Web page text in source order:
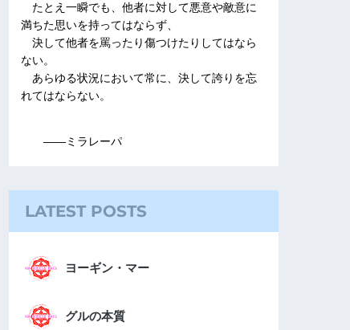
たとえ一瞬でも、他者に対して悪意や敵意に
満ちた思いを持ってはならず、
決して他者を罵ったり傷つけたりしてはなら
ない。
あらゆる状況において常に、決して誇りを忘
れてはならない。
――ミラレーパ
LATEST POSTS
ヨーギン・マー
グルの本質